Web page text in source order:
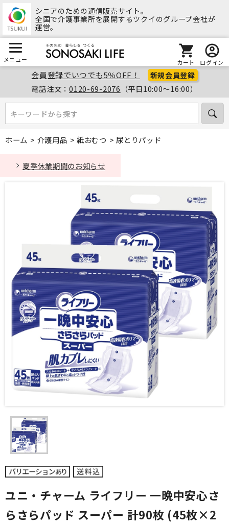
シニアのための通信販売サイト。
全国で介護事業所を展開するツクイのグループ会社が
運営。
メニュー カート ログイン
会員登録でいつでも5％OFF！ 新規会員登録
電話注文：0120-69-2076 （平日10:00～16:00）
キーワードから探す
キーワードから探す
ホーム > 介護用品 > 紙おむつ > 尿とりパッド
夏季休業期間のお知らせ
ユニ・チャーム ライフリー 一晩中安心さ
らさらパッド スーパー 計90枚 (45枚×2